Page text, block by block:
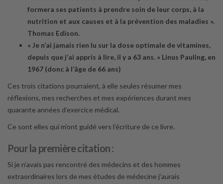
formera ses patients à prendre soin de leur corps, à la
nutrition et aux causes et à la prévention des maladies ».
Thomas Edison.
« Je n’ai jamais rien lu sur la dose optimale de vitamines,
depuis que j’ai appris à lire, il y a 63 ans. » Linus Pauling, en
1967 (donc à l’âge de 66 ans)
Ces trois citations pourraient, à elle seules résumer mes
réflexions, mes recherches et mes expériences durant mes
quarante années d’exercice médical.
Ce sont elles qui m’ont guidé vers l’écriture de ce livre.
Pour la première citation:
Si je n’avais pas rencontré des médecins et des hommes
extraordinaires lors de mes études de médecine j’aurais